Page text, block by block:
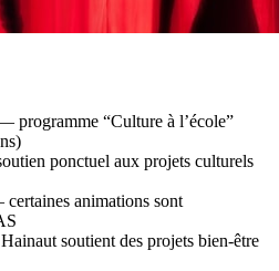
programme “Culture à l’école”
ponctuel aux projets culturels
animations sont
soutient des projets bien-être